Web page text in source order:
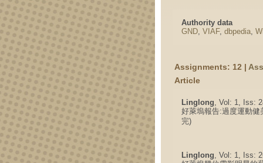
Authority data
GND, VIAF, dbpedia,
Assignments: 12 |
Article
Linglong, Vol: 1, Iss:
好萊塢報告:過度運動健
完)
Linglong, Vol: 1, Iss: